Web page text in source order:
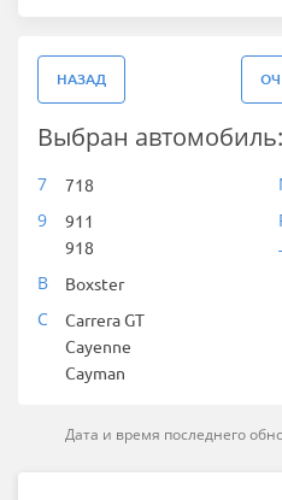
НАЗАД
Выбран автомобиль:
7 718
9
911
918
B Boxster
C
Carrera GT
Cayenne
Cayman
Дата и время последнего